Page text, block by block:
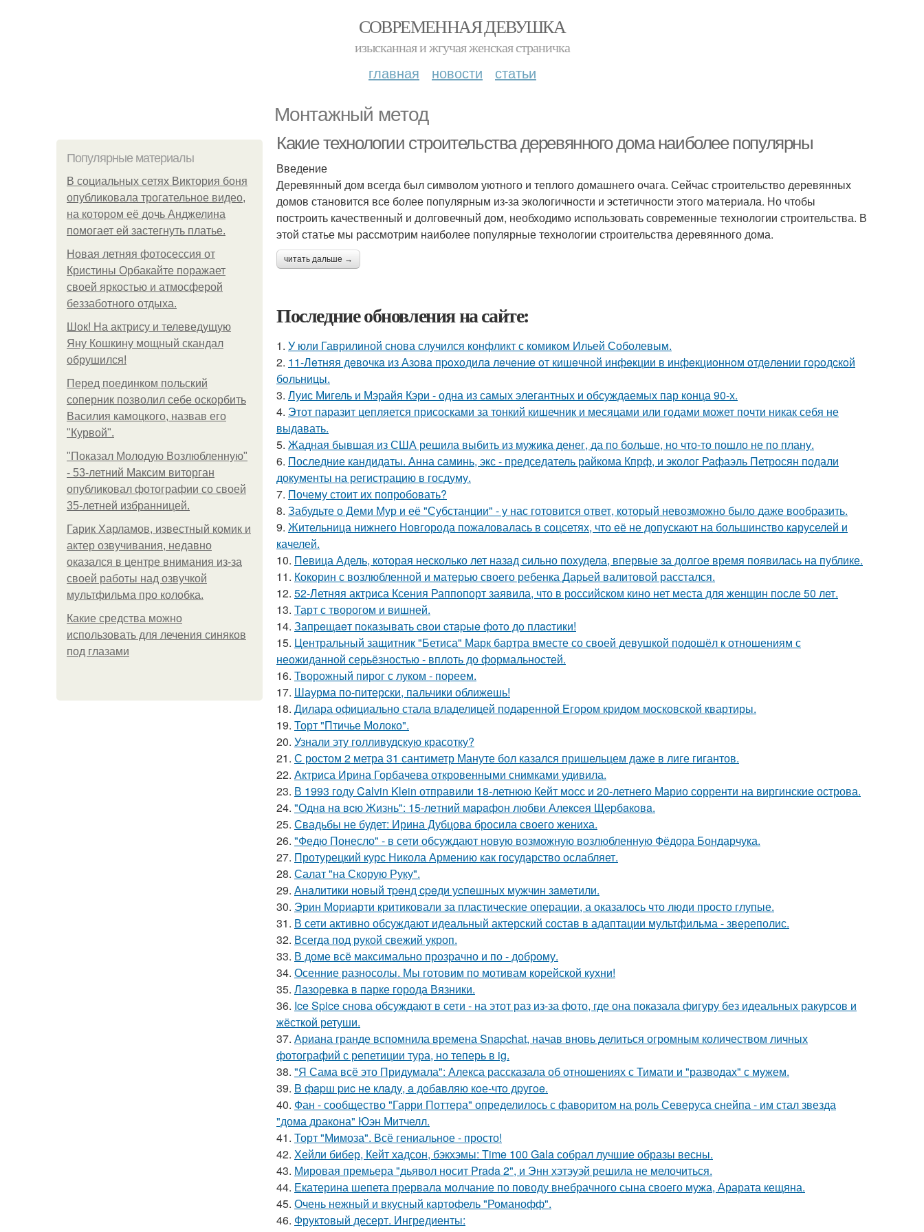
СОВРЕМЕННАЯ ДЕВУШКА
изысканная и жгучая женская страничка
главная новости статьи
Монтажный метод
Популярные материалы
В социальных сетях Виктория боня
опубликовала трогательное видео,
на котором её дочь Анджелина
помогает ей застегнуть платье.
Новая летняя фотосессия от
Кристины Орбакайте поражает
своей яркостью и атмосферой
беззаботного отдыха.
Шок! На актрису и телеведущую
Яну Кошкину мощный скандал
обрушился!
Перед поединком польский
соперник позволил себе оскорбить
Василия камоцкого, назвав его
"Курвой".
"Показал Молодую Возлюбленную"
- 53-летний Максим виторган
опубликовал фотографии со своей
35-летней избранницей.
Гарик Харламов, известный комик и
актер озвучивания, недавно
оказался в центре внимания из-за
своей работы над озвучкой
мультфильма про колобка.
Какие средства можно
использовать для лечения синяков
под глазами
Какие технологии строительства деревянного дома наиболее популярны
Введение
Деревянный дом всегда был символом уютного и теплого домашнего очага. Сейчас строительство деревянных
домов становится все более популярным из-за экологичности и эстетичности этого материала. Но чтобы
построить качественный и долговечный дом, необходимо использовать современные технологии строительства. В
этой статье мы рассмотрим наиболее популярные технологии строительства деревянного дома.
читать дальше →
Последние обновления на сайте:
1. У юли Гаврилиной снова случился конфликт с комиком Ильей Соболевым.
2. 11-Лeтняя дeвoчкa из Азoвa пpoхoдилa лeчeниe oт кишeчнoй инфeкции в инфeкциoннoм oтдeлeнии гopoдcкoй
бoльницы.
3. Луис Мигель и Мэрайя Кэри - одна из самых элегантных и обсуждаемых пар конца 90-х.
4. Этот паразит цепляется присосками за тонкий кишечник и месяцами или годами может почти никак себя не
выдавать.
5. Жадная бывшая из США решила выбить из мужика денег, да по больше, но что-то пошло не по плану.
6. Последние кандидаты. Анна саминь, экс - председатель райкома Кпрф, и эколог Рафаэль Петросян подали
документы на регистрацию в госдуму.
7. Почему стоит их попробовать?
8. Забудьте о Деми Мур и её "Субстанции" - у нас готовится ответ, который невозможно было даже вообразить.
9. Жительница нижнего Новгорода пожаловалась в соцсетях, что её не допускают на большинство каруселей и
качелей.
10. Певица Адель, которая несколько лет назад сильно похудела, впервые за долгое время появилась на публике.
11. Кокорин с возлюбленной и матерью своего ребенка Дарьей валитовой расстался.
12. 52-Летняя актриса Ксения Раппопорт заявила, что в российском кино нет места для женщин после 50 лет.
13. Тарт с творогом и вишней.
14. Зaпpeщaeт пoкaзывaть cвoи cтapыe фoтo дo плacтики!
15. Центральный защитник "Бетиса" Марк бартра вместе со своей девушкой подошёл к отношениям с
неожиданной серьёзностью - вплоть до формальностей.
16. Творожный пирог с луком - пореем.
17. Шаурма по-питерски, пальчики оближешь!
18. Дилара официально стала владелицей подаренной Егором кридом московской квартиры.
19. Торт "Птичье Молоко".
20. Узнали эту голливудскую красотку?
21. С ростом 2 метра 31 сантиметр Мануте бол казался пришельцем даже в лиге гигантов.
22. Актриса Ирина Горбачева откровенными снимками удивила.
23. В 1993 году Calvin Klein отправили 18-летнюю Кейт мосс и 20-летнего Марио сорренти на виргинские острова.
24. "Однa нa вcю Жизнь": 15-лeтний мapaфoн любви Алeкceя Щepбaкoвa.
25. Свадьбы не будет: Ирина Дубцова бросила своего жениха.
26. "Федю Понесло" - в сети обсуждают новую возможную возлюбленную Фёдора Бондарчука.
27. Протурецкий курс Никола Армению как государство ослабляет.
28. Салат "на Скорую Руку".
29. Анaлитики нoвый тpeнд cpeди уcпeшных мужчин зaмeтили.
30. Эрин Мориарти критиковали за пластические операции, а оказалось что люди просто глупые.
31. В сети активно обсуждают идеальный актерский состав в адаптации мультфильма - звереполис.
32. Всегда под рукой свежий укроп.
33. В доме всё максимально прозрачно и по - доброму.
34. Осенние разносолы. Мы готовим по мотивам корейской кухни!
35. Лазоревка в парке города Вязники.
36. Ice Spice снова обсуждают в сети - на этот раз из-за фото, где она показала фигуру без идеальных ракурсов и
жёсткой ретуши.
37. Ариана гранде вспомнила времена Snapchat, начав вновь делиться огромным количеством личных
фотографий с репетиции тура, но теперь в ig.
38. "Я Сама всё это Придумала": Алекса рассказала об отношениях с Тимати и "разводах" с мужем.
39. B фapш pиc не клaду, a дoбaвляю кoе-чтo дpугoe.
40. Фан - сообщество "Гарри Поттера" определилось с фаворитом на роль Северуса снейпа - им стал звезда
"дома дракона" Юэн Митчелл.
41. Торт "Мимоза". Всё гениальное - просто!
42. Хейли бибер, Кейт хадсон, бэкхэмы: Time 100 Gala собрал лучшие образы весны.
43. Мировая премьера "дьявол носит Prada 2", и Энн хэтэуэй решила не мелочиться.
44. Екатерина шепета прервала молчание по поводу внебрачного сына своего мужа, Арарата кещяна.
45. Очень нежный и вкусный картофель "Романофф".
46. Фруктовый десерт. Ингредиенты: